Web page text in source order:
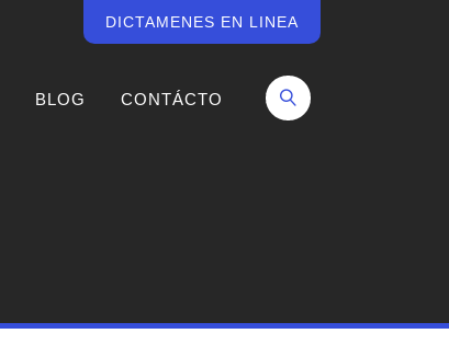
DICTAMENES EN LINEA
BLOG CONTÁCTO